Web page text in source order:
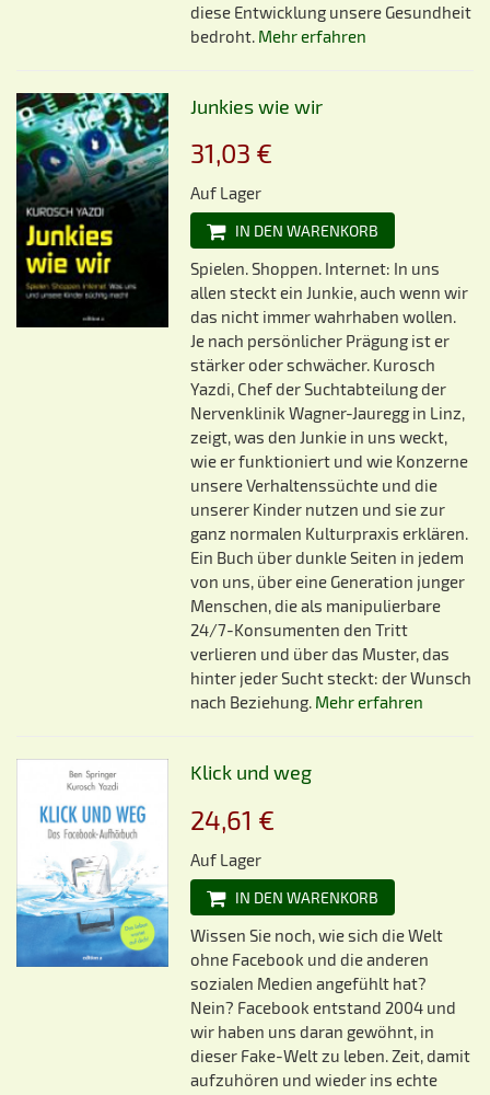
diese Entwicklung unsere Gesundheit
bedroht. Mehr erfahren
Junkies wie wir
31,03 €
Auf Lager
IN DEN WARENKORB
Spielen. Shoppen. Internet: In uns
allen steckt ein Junkie, auch wenn wir
das nicht immer wahrhaben wollen.
Je nach persönlicher Prägung ist er
stärker oder schwächer. Kurosch
Yazdi, Chef der Suchtabteilung der
Nervenklinik Wagner-Jauregg in Linz,
zeigt, was den Junkie in uns weckt,
wie er funktioniert und wie Konzerne
unsere Verhaltenssüchte und die
unserer Kinder nutzen und sie zur
ganz normalen Kulturpraxis erklären.
Ein Buch über dunkle Seiten in jedem
von uns, über eine Generation junger
Menschen, die als manipulierbare
24/7-Konsumenten den Tritt
verlieren und über das Muster, das
hinter jeder Sucht steckt: der Wunsch
nach Beziehung. Mehr erfahren
Klick und weg
24,61 €
Auf Lager
IN DEN WARENKORB
Wissen Sie noch, wie sich die Welt
ohne Facebook und die anderen
sozialen Medien angefühlt hat?
Nein? Facebook entstand 2004 und
wir haben uns daran gewöhnt, in
dieser Fake-Welt zu leben. Zeit, damit
aufzuhören und wieder ins echte